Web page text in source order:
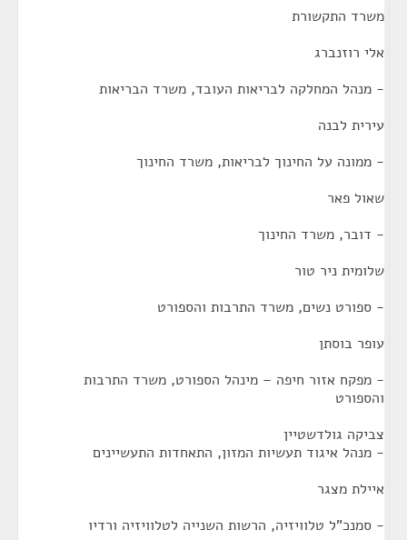
משרד התקשורת
אלי רוזנברג
- מנהל המחלקה לבריאות העובד, משרד הבריאות
עירית לבנה
- ממונה על החינוך לבריאות, משרד החינוך
שאול פאר
- דובר, משרד החינוך
שלומית ניר טור
- ספורט נשים, משרד התרבות והספורט
עופר בוסתן
- מפקח אזור חיפה – מינהל הספורט, משרד התרבות
והספורט
צביקה גולדשטיין
- מנהל איגוד תעשיות המזון, התאחדות התעשיינים
איילת מצגר
- סמנכ"ל טלוויזיה, הרשות השנייה לטלוויזיה ורדיו